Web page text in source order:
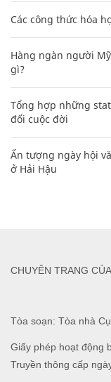
Các công thức hóa
Hàng ngàn người
gì?
Tổng hợp những
đổi cuộc đời
Ấn tượng ngày hội
ở Hải Hậu
Tòa soạn: Tòa nhà
Giấy phép hoạt động
Truyền thông cấp
CHUYÊN TRANG